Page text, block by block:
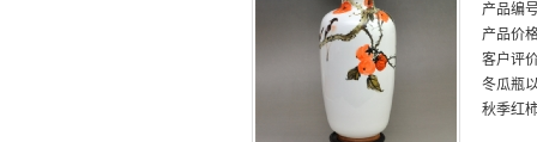
产品编
产品价
客户评
冬瓜瓶
秋季红